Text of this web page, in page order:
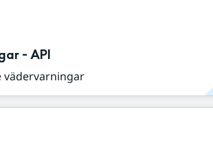
- API
vädervarningar